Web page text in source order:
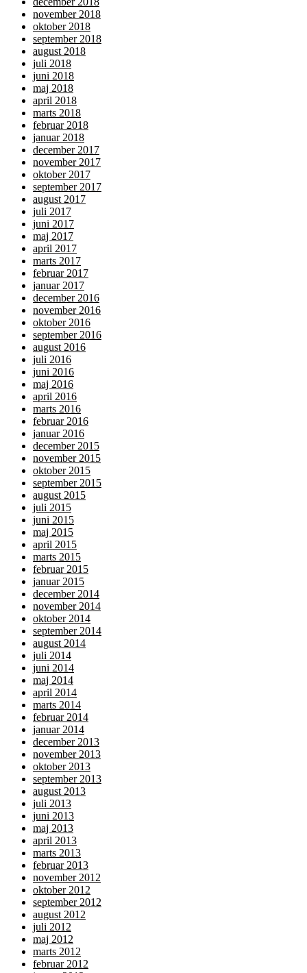
november 2018
oktober 2018
september 2018
august 2018
juli 2018
juni 2018
maj 2018
april 2018
marts 2018
februar 2018
januar 2018
december 2017
november 2017
oktober 2017
september 2017
august 2017
juli 2017
juni 2017
maj 2017
april 2017
marts 2017
februar 2017
januar 2017
december 2016
november 2016
oktober 2016
september 2016
august 2016
juli 2016
juni 2016
maj 2016
april 2016
marts 2016
februar 2016
januar 2016
december 2015
november 2015
oktober 2015
september 2015
august 2015
juli 2015
juni 2015
maj 2015
april 2015
marts 2015
februar 2015
januar 2015
december 2014
november 2014
oktober 2014
september 2014
august 2014
juli 2014
juni 2014
maj 2014
april 2014
marts 2014
februar 2014
januar 2014
december 2013
november 2013
oktober 2013
september 2013
august 2013
juli 2013
juni 2013
maj 2013
april 2013
marts 2013
februar 2013
november 2012
oktober 2012
september 2012
august 2012
juli 2012
maj 2012
marts 2012
februar 2012